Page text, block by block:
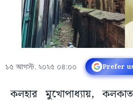
১৫ আগস্ট, ২০২৫ ০৪:০০ Prefer
কলহার মুখোপাধ্যায়,